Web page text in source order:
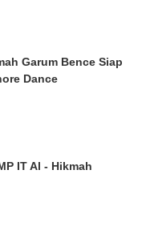
Garum Bence Siap
Dance
IT Al - Hikmah